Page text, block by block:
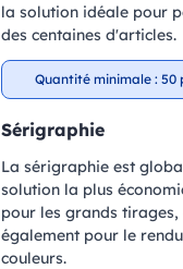
la solution idéale pour
des centaines d'articles.
Quantité minimale : 50
Sérigraphie
La sérigraphie est
solution la plus
pour les grands
également pour le
couleurs.